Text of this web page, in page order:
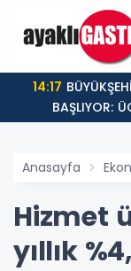
14:17
BAŞLIYOR:
Anasayfa
Hizmet
yıllık